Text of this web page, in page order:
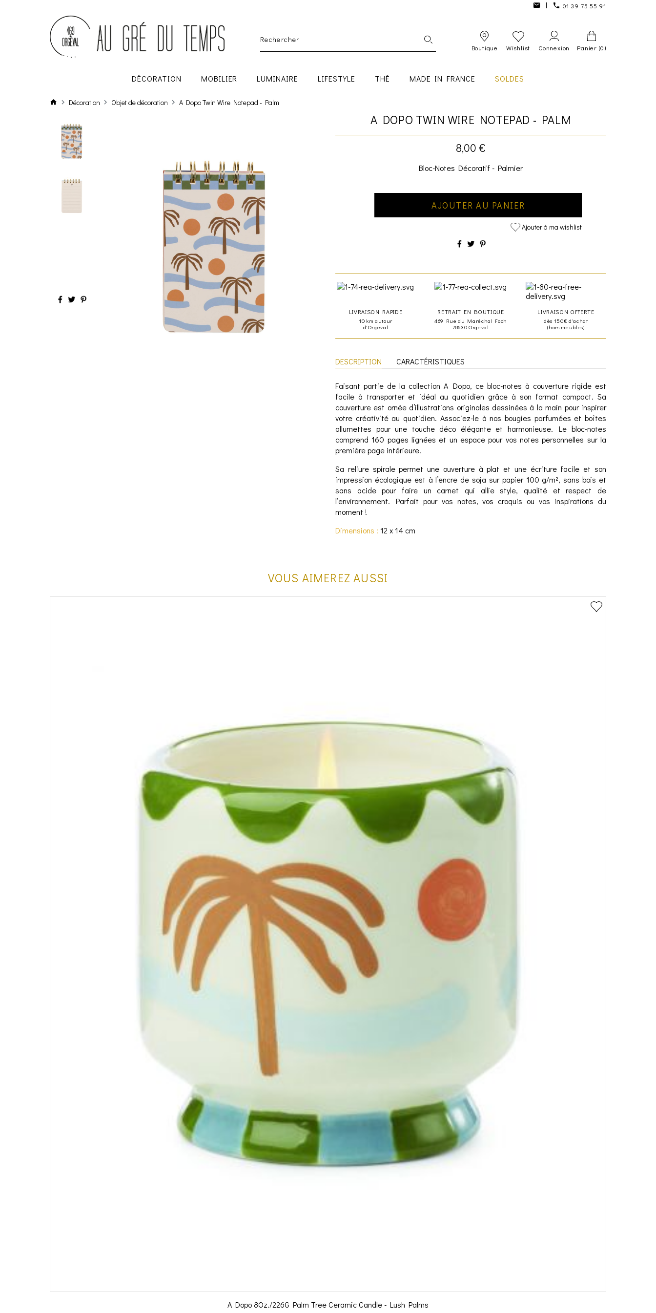
01 39 75 55 91
Boutique Wishlist Connexion Panier (0)
DÉCORATION MOBILIER LUMINAIRE LIFESTYLE THÉ MADE IN FRANCE SOLDES
Décoration Objet de décoration A Dopo Twin Wire Notepad - Palm
A DOPO TWIN WIRE NOTEPAD - PALM
8,00 €
Bloc-Notes Décoratif - Palmier
AJOUTER AU PANIER
Ajouter à ma wishlist
LIVRAISON RAPIDE
10 km autour
d'Orgeval
RETRAIT EN BOUTIQUE
469 Rue du Maréchal Foch
78630 Orgeval
LIVRAISON OFFERTE
dès 150€ d'achat
(hors meubles)
DESCRIPTION CARACTÉRISTIQUES
Faisant partie de la collection A Dopo, ce bloc-notes à couverture rigide est
facile à transporter et idéal au quotidien grâce à son format compact. Sa
couverture est ornée d’illustrations originales dessinées à la main pour inspirer
votre créativité au quotidien. Associez-le à nos bougies parfumées et boîtes
allumettes pour une touche déco élégante et harmonieuse. Le bloc-notes
comprend 160 pages lignées et un espace pour vos notes personnelles sur la
première page intérieure.
Sa reliure spirale permet une ouverture à plat et une écriture facile et son
impression écologique est à l’encre de soja sur papier 100 g/m², sans bois et
sans acide pour faire un carnet qui allie style, qualité et respect de
l’environnement. Parfait pour vos notes, vos croquis ou vos inspirations du
moment !
Dimensions : 12 x 14 cm
VOUS AIMEREZ AUSSI
A Dopo 8Oz./226G Palm Tree Ceramic Candle - Lush Palms